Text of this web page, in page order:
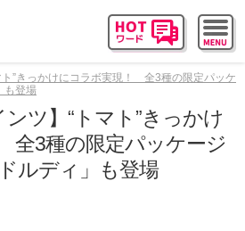
ト”きっかけにコラボ実現！ 全3種の限定パッケ
も登場
ンツ】“トマト”きっかけ
3種の限定パッケージ
ルディ」も登場